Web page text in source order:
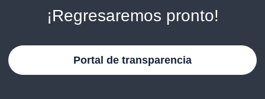
¡Regresaremos pronto!
Portal de transparencia